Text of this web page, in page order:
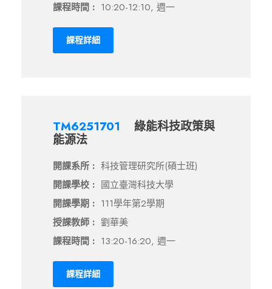
課程時間 : 10:20-12:10, 週一
課程詳細
TM6251701
綠能科技政策與
能源法
開課系所 : 科技管理研究所(碩士班)
開課學校 : 國立臺灣科技大學
開課學期 : 111學年第2學期
授課教師 : 劉華美
課程時間 : 13:20-16:20, 週一
課程詳細